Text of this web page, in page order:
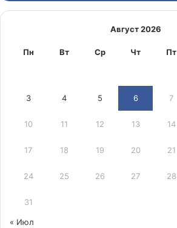
Август 2026
Пн Вт Ср Чт Пт
3 4 5 6 7
10 11 12 13 14
17 18 19 20 21
24 25 26 27 28
31
« Июл